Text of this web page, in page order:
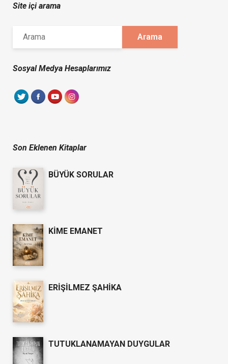
Site içi arama
Sosyal Medya Hesaplarımız
Son Eklenen Kitaplar
BÜYÜK SORULAR
KİME EMANET
ERİŞİLMEZ ŞAHİKA
TUTUKLANAMAYAN DUYGULAR